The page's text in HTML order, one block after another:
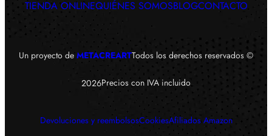
TIENDA ONLINEQUIÉNES SOMOSBLOGCONTACTO
Un proyecto de METACREARTTodos los derechos reservados ©
2026Precios con IVA incluido
Devoluciones y reembolsosCookiesAfiliados Amazon